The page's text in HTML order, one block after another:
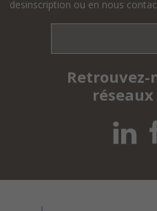
desinscription ou en nous
Retrouvez-